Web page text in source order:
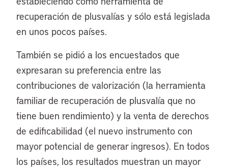
recuperación de plusvalías y sólo está legislada
en unos pocos países.
También se pidió a los encuestados que
expresaran su preferencia entre las
contribuciones de valorización (la herramienta
familiar de recuperación de plusvalía que no
tiene buen rendimiento) y la venta de derechos
de edificabilidad (el nuevo instrumento con
mayor potencial de generar ingresos). En todos
los países, los resultados muestran un mayor